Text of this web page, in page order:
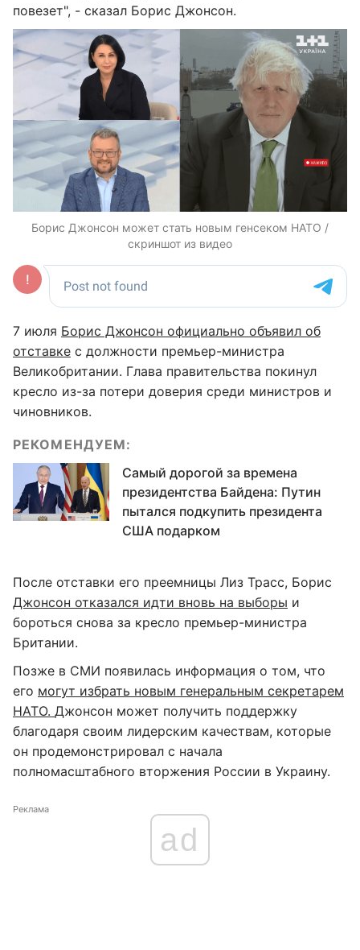
повезет", - сказал Борис Джонсон.
Борис Джонсон может стать новым генсеком НАТО /
скриншот из видео
7 июля Борис Джонсон официально объявил об
отставке с должности премьер-министра
Великобритании. Глава правительства покинул
кресло из-за потери доверия среди министров и
чиновников.
РЕКОМЕНДУЕМ:
Самый дорогой за времена
президентства Байдена: Путин
пытался подкупить президента
США подарком
После отставки его преемницы Лиз Трасс, Борис
Джонсон отказался идти вновь на выборы и
бороться снова за кресло премьер-министра
Британии.
Позже в СМИ появилась информация о том, что
его могут избрать новым генеральным секретарем
НАТО. Джонсон может получить поддержку
благодаря своим лидерским качествам, которые
он продемонстрировал с начала
полномасштабного вторжения России в Украину.
Реклама
ad